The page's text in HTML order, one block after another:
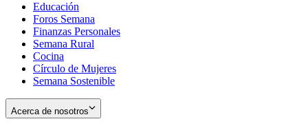
window
new
window
Educación
Foros Semana
Finanzas Personales
Semana Rural
Cocina
Círculo de Mujeres
Semana Sostenible
Acerca de nosotros